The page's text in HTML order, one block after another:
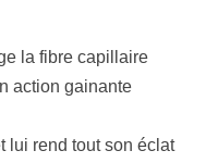
la fibre capillaire
action gainante
lui rend tout son éclat